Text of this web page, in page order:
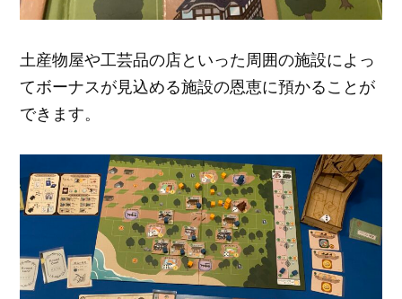
土産物屋や工芸品の店といった周囲の施設によっ
てボーナスが見込める施設の恩恵に預かることが
できます。